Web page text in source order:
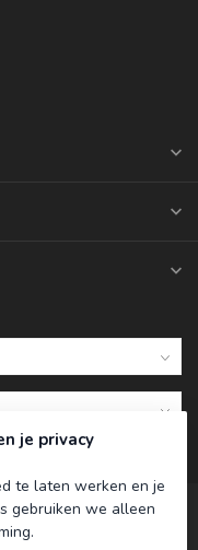
je privacy
te laten werken en je
gebruiken we alleen